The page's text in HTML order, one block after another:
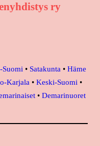
ry
Suomi • Satakunta • Häme
Karjala • Keski-Suomi •
• Demarinuoret